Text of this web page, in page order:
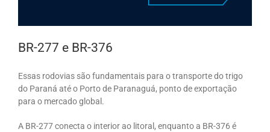
BR-277 e BR-376
Essas rodovias são fundamentais para o transporte do trigo
do Paraná até o Porto de Paranaguá, ponto de exportação
para o mercado global.
A BR-277 conecta o interior ao litoral, enquanto a BR-376 é